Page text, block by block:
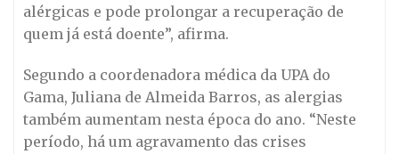
alérgicas e pode prolongar a recuperação de
quem já está doente”, afirma.
Segundo a coordenadora médica da UPA do
Gama, Juliana de Almeida Barros, as alergias
também aumentam nesta época do ano. “Neste
período, há um agravamento das crises